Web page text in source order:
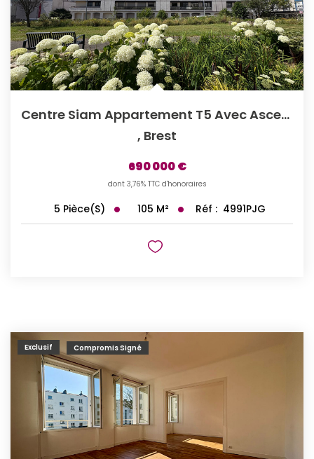
Centre Siam Appartement T5 Avec Ascenseur/garage
, Brest
690 000 €
dont 3,76% TTC d'honoraires
5 Pièce(s) 105 M² Réf : 4991PJG
Exclusif Compromis Signé